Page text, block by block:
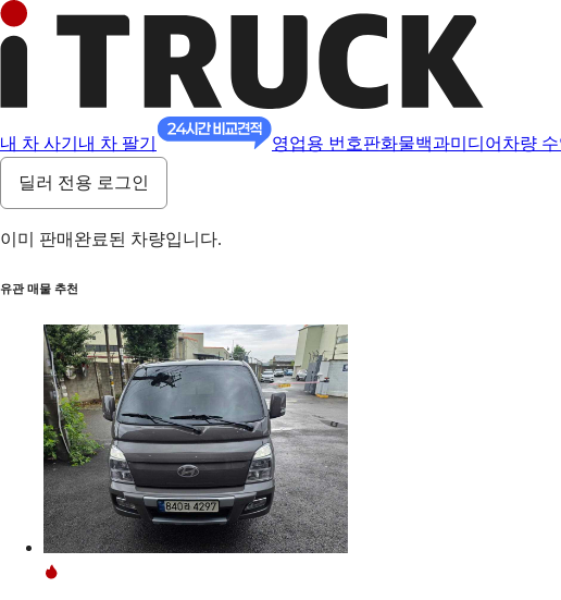
내 차 사기 내 차 팔기 영업용 번호판화물백과미디어 차량 수
딜러 전용 로그인
이미 판매완료된 차량입니다.
유관 매물 추천